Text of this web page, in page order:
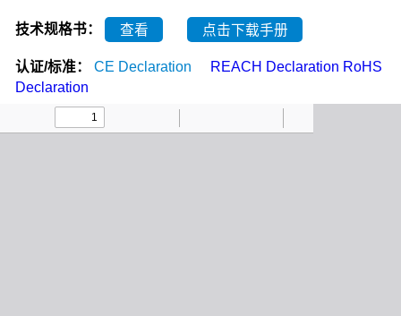
技术规格书： 查看 点击下载手册
认证/标准： CE Declaration REACH Declaration RoHS
Declaration